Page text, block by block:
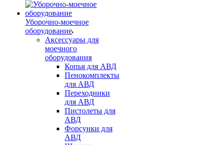
Уборочно-моечное
оборудование
Аксессуары для
моечного
оборудования
Копья для АВД
Пенокомплекты
для АВД
Переходники
для АВД
Пистолеты для
АВД
Форсунки для
АВД